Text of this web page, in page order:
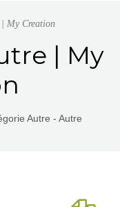
My Creation
| My
Autre - Autre